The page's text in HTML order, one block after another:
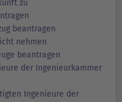
zu
beantragen
nehmen
beantragen
der Ingenieurkammer
Ingenieure der